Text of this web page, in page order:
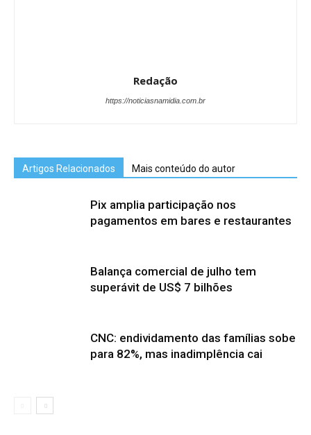
Redação
https://noticiasnamidia.com.br
Artigos Relacionados Mais conteúdo do autor
Pix amplia participação nos
pagamentos em bares e restaurantes
Balança comercial de julho tem
superávit de US$ 7 bilhões
CNC: endividamento das famílias sobe
para 82%, mas inadimplência cai